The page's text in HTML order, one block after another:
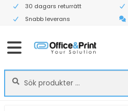
30 dagars returrätt
Snabb leverans
Sök
efter:
Sök